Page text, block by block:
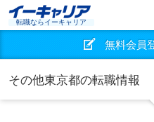
転職ならイーキャリア
無料会員
その他東京都の転職情報